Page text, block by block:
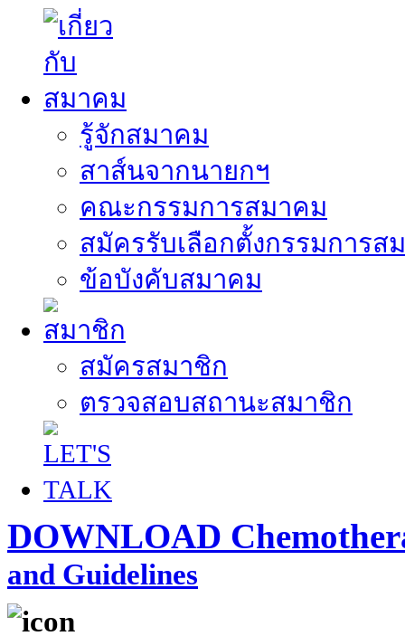
รู้จักสมาคม
สาส์นจากนายกฯ
คณะกรรมการสมาคม
สมัครรับเลือกตั้งกรรมการส
ข้อบังคับสมาคม
สมัครสมาชิก
ตรวจสอบสถานะสมาชิก
DOWNLOAD
and Guidelines